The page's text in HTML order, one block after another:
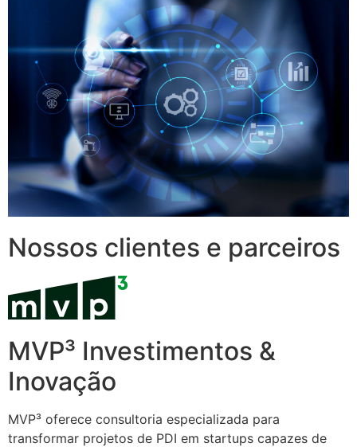
Nossos clientes e parceiros
MVP³ Investimentos &
Inovação
MVP³ oferece consultoria especializada para
transformar projetos de PDI em startups capazes de